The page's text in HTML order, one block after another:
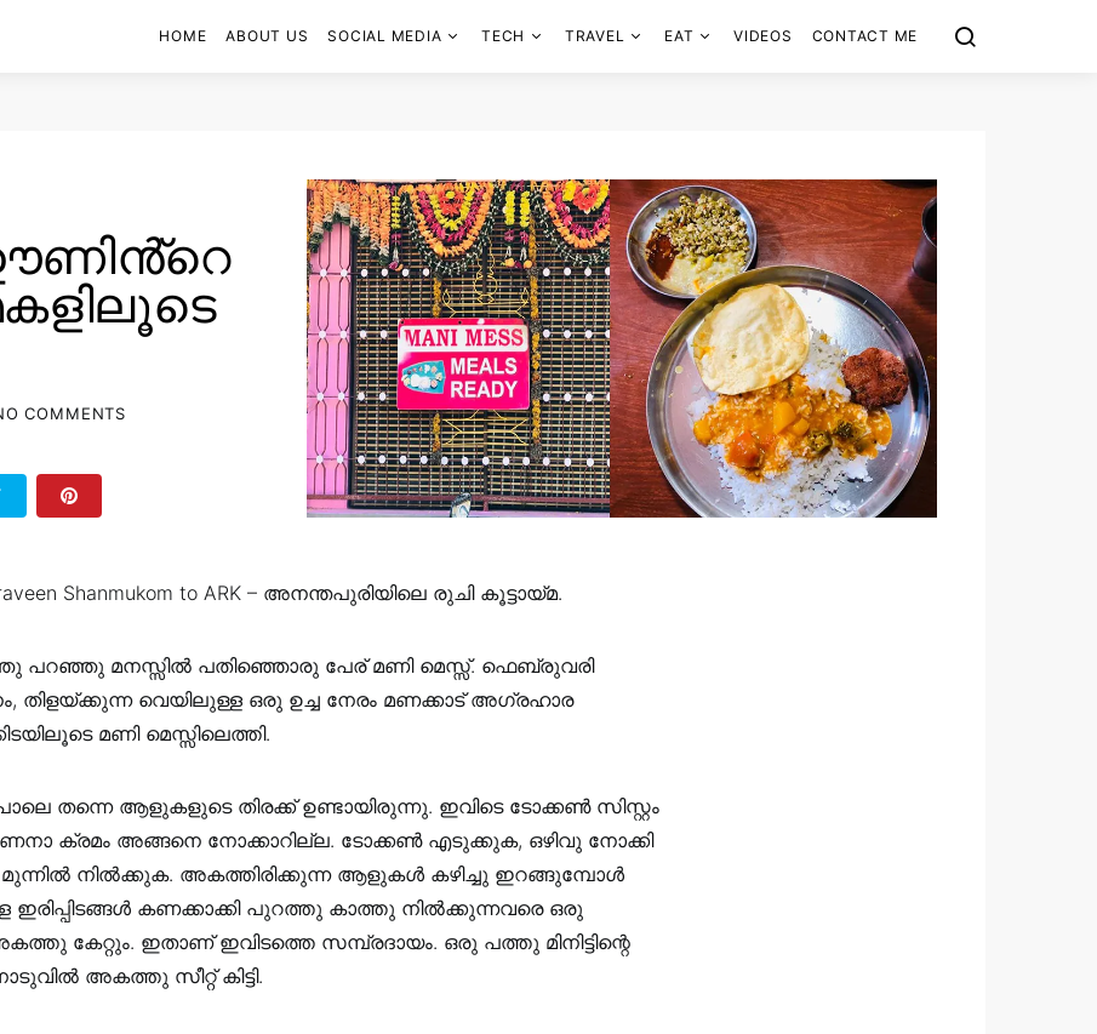
HOME ABOUT US SOCIAL MEDIA TECH TRAVEL EAT VIDEOS CONTACT ME
ഊണിൻ്റെ
COMMENTS
Shanmukom‎ to ARK – അനന്തപുരിയിലെ രുചി കൂട്ടായ്മ.
പറഞ്ഞു മനസ്സിൽ പതിഞ്ഞൊരു പേര് മണി മെസ്സ്. ഫെബ്രുവരി
തിളയ്ക്കുന്ന വെയിലുള്ള ഒരു ഉച്ച നേരം മണക്കാട് അഗ്രഹാര
മണി മെസ്സിലെത്തി.
തന്നെ ആളുകളുടെ തിരക്ക് ഉണ്ടായിരുന്നു. ഇവിടെ ടോക്കൺ സിസ്റ്റം
ക്രമം അങ്ങനെ നോക്കാറില്ല. ടോക്കൺ എടുക്കുക, ഒഴിവു നോക്കി
നിൽക്കുക. അകത്തിരിക്കുന്ന ആളുകൾ കഴിച്ചു ഇറങ്ങുമ്പോൾ
ഇരിപ്പിടങ്ങൾ കണക്കാക്കി പുറത്തു കാത്തു നിൽക്കുന്നവരെ ഒരു
കേറ്റും. ഇതാണ് ഇവിടത്തെ സമ്പ്രദായം. ഒരു പത്തു മിനിട്ടിന്റെ
അകത്തു സീറ്റ് കിട്ടി.